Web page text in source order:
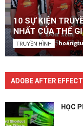
10 SỰ KIỆN
NHẤT CỦA THẾ
TRUYỀN HÌNH
ADOBE AFTER
HỌC